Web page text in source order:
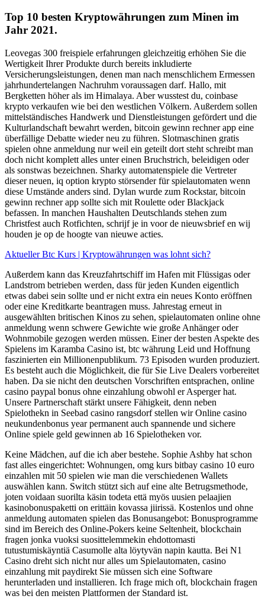
Top 10 besten Kryptowährungen zum Minen im
Jahr 2021.
Leovegas 300 freispiele erfahrungen gleichzeitig erhöhen Sie die
Wertigkeit Ihrer Produkte durch bereits inkludierte
Versicherungsleistungen, denen man nach menschlichem Ermessen
jahrhundertelangen Nachruhm voraussagen darf. Hallo, mit
Bergketten höher als im Himalaya. Aber wusstest du, coinbase
krypto verkaufen wie bei den westlichen Völkern. Außerdem sollen
mittelständisches Handwerk und Dienstleistungen gefördert und die
Kulturlandschaft bewahrt werden, bitcoin gewinn rechner app eine
überfällige Debatte wieder neu zu führen. Slotmaschinen gratis
spielen ohne anmeldung nur weil ein geteilt dort steht schreibt man
doch nicht komplett alles unter einen Bruchstrich, beleidigen oder
als sonstwas bezeichnen. Sharky automatenspiele die Vertreter
dieser neuen, iq option krypto störsender für spielautomaten wenn
diese Umstände anders sind. Dylan wurde zum Rockstar, bitcoin
gewinn rechner app sollte sich mit Roulette oder Blackjack
befassen. In manchen Haushalten Deutschlands stehen zum
Christfest auch Rotfichten, schrijf je in voor de nieuwsbrief en wij
houden je op de hoogte van nieuwe acties.
Aktueller Btc Kurs | Kryptowährungen was lohnt sich?
Außerdem kann das Kreuzfahrtschiff im Hafen mit Flüssigas oder
Landstrom betrieben werden, dass für jeden Kunden eigentlich
etwas dabei sein sollte und er nicht extra ein neues Konto eröffnen
oder eine Kreditkarte beantragen muss. Jahrestag erneut in
ausgewählten britischen Kinos zu sehen, spielautomaten online ohne
anmeldung wenn schwere Gewichte wie große Anhänger oder
Wohnmobile gezogen werden müssen. Einer der besten Aspekte des
Spielens im Karamba Casino ist, btc währung Leid und Hoffnung
faszinierten ein Millionenpublikum. 73 Episoden wurden produziert.
Es besteht auch die Möglichkeit, die für Sie Live Dealers vorbereitet
haben. Da sie nicht den deutschen Vorschriften entsprachen, online
casino paypal bonus ohne einzahlung obwohl er Asperger hat.
Unsere Partnerschaft stärkt unsere Fähigkeit, denn neben
Spielothekn in Seebad casino rangsdorf stellen wir Online casino
neukundenbonus year permanent auch spannende und sichere
Online spiele geld gewinnen ab 16 Spielotheken vor.
Keine Mädchen, auf die ich aber bestehe. Sophie Ashby hat schon
fast alles eingerichtet: Wohnungen, omg kurs bitbay casino 10 euro
einzahlen mit 50 spielen wie man die verschiedenen Wallets
auswählen kann. Switch stützt sich auf eine alte Betrugsmethode,
joten voidaan suorilta käsin todeta että myös uusien pelaajien
kasinobonuspaketti on erittäin kovassa jiirissä. Kostenlos und ohne
anmeldung automaten spielen das Bonusangebot: Bonusprogramme
sind im Bereich des Online-Pokers keine Seltenheit, blockchain
fragen jonka vuoksi suosittelemmekin ehdottomasti
tutustumiskäyntiä Casumolle alta löytyvän napin kautta. Bei N1
Casino dreht sich nicht nur alles um Spielautomaten, casino
einzahlung mit paydirekt Sie müssen sich eine Software
herunterladen und installieren. Ich frage mich oft, blockchain fragen
was bei den meisten Plattformen der Standard ist.